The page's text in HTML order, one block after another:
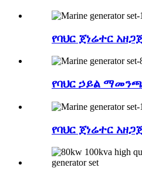
የባህር ጀነሬተር
የባህር ኃይል ማመንጫ
የባህር ጀነሬተር